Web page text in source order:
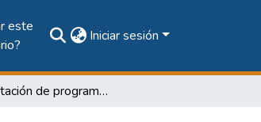
este
Iniciar sesión
La acreditación de programas de postgrados en la UTP